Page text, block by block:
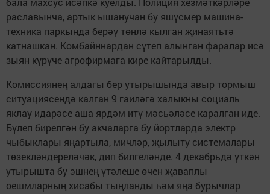
раславынча, артык ышанучан бу яшүсмер машина-
техника паркында берәү төнлә кылган җинаятьтә
катнашкан. Комбайннардан сүтеп алынган фаралар исә
зыян күрүче агрофирмага кире кайтарылды.
Комиссиянең алдагы бер утырышында авыр тормыш
ситуациясендә калган 9 гаиләгә халыкны социаль
яклау идарәсе аша ярдәм итү мәсьәләсе каралган иде.
Бүлеп бирелгән бу акчаларга бу йортларда электр
чыбыклары яңартыла, мичләр, җылыту системалары
төзекләндереләчәк, дип билгеләнде. 4 декабрьдә үткән
утырышта бу эшнең үтәлеше өчен җаваплы
оешмларның хисабы тыңланды һәм яңа бурычлар